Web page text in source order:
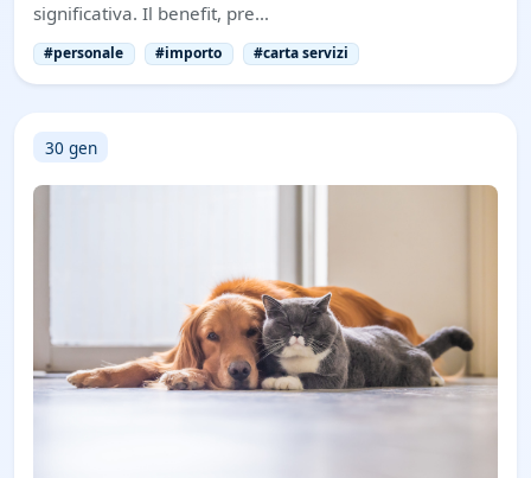
significativa. Il benefit, pre…
#personale #importo #carta servizi
30 gen